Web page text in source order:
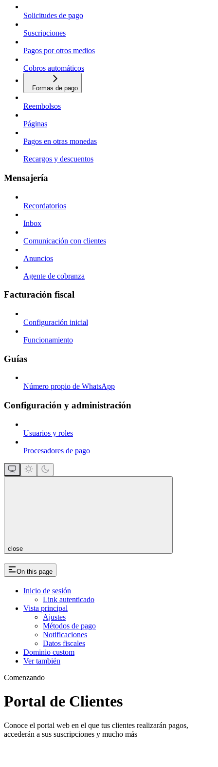
Solicitudes de pago
Suscripciones
Pagos por otros medios
Cobros automáticos
Formas de pago
Reembolsos
Páginas
Pagos en otras monedas
Recargos y descuentos
Mensajería
Recordatorios
Inbox
Comunicación con clientes
Anuncios
Agente de cobranza
Facturación fiscal
Configuración inicial
Funcionamiento
Guías
Número propio de WhatsApp
Configuración y administración
Usuarios y roles
Procesadores de pago
close
On this page
Inicio de sesión
Link autenticado
Vista principal
Ajustes
Métodos de pago
Notificaciones
Datos fiscales
Dominio custom
Ver también
Comenzando
Portal de Clientes
Conoce el portal web en el que tus clientes realizarán pagos,
accederán a sus suscripciones y mucho más